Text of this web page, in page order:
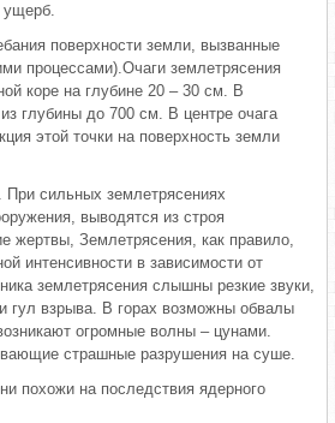
ущерб.
поверхности земли, вызванные
процессами).Очаги землетрясения
коре на глубине 20 – 30 см. В
глубины до 700 см. В центре очага
этой точки на поверхность земли
сильных землетрясениях
выводятся из строя
жертвы, Землетрясения, как правило,
интенсивности в зависимости от
землетрясения слышны резкие звуки,
гул взрыва. В горах возможны обвалы
огромные волны – цунами.
страшные разрушения на суше.
похожи на последствия ядерного